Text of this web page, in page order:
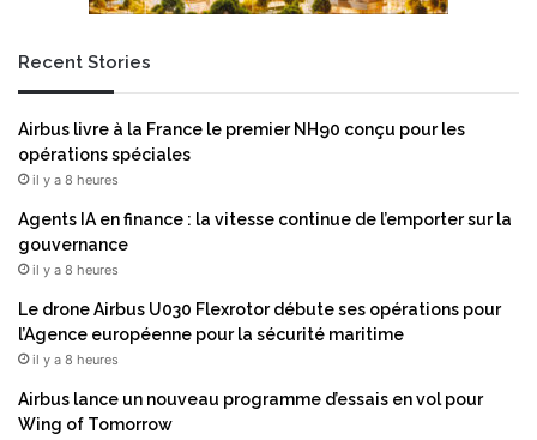
Recent Stories
Airbus livre à la France le premier NH90 conçu pour les
opérations spéciales
il y a 8 heures
Agents IA en finance : la vitesse continue de l’emporter sur la
gouvernance
il y a 8 heures
Le drone Airbus U030 Flexrotor débute ses opérations pour
l’Agence européenne pour la sécurité maritime
il y a 8 heures
Airbus lance un nouveau programme d’essais en vol pour
Wing of Tomorrow